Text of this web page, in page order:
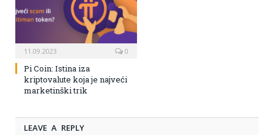
11.09.2023 0
Pi Coin: Istina iza
kriptovalute koja je najveći
marketinški trik
LEAVE A REPLY